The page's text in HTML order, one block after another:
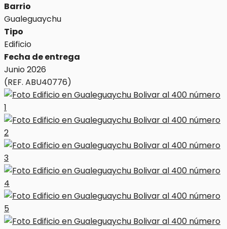
Barrio
Gualeguaychu
Tipo
Edificio
Fecha de entrega
Junio 2026
(REF. ABU40776)